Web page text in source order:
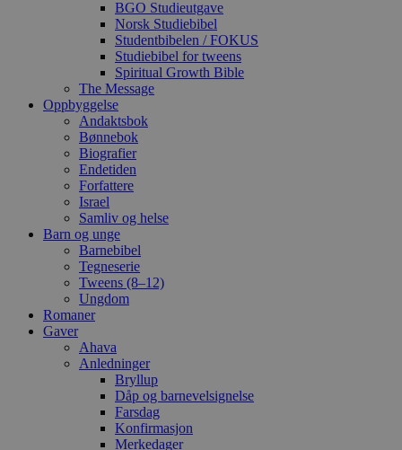
BGO Studieutgave
Norsk Studiebibel
Studentbibelen / FOKUS
Studiebibel for tweens
Spiritual Growth Bible
The Message
Oppbyggelse
Andaktsbok
Bønnebok
Biografier
Endetiden
Forfattere
Israel
Samliv og helse
Barn og unge
Barnebibel
Tegneserie
Tweens (8–12)
Ungdom
Romaner
Gaver
Ahava
Anledninger
Bryllup
Dåp og barnevelsignelse
Farsdag
Konfirmasjon
Merkedager